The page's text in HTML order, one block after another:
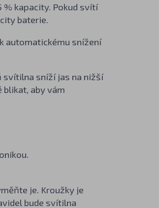
% kapacity. Pokud svítí
baterie.
automatickému snížení
svítilna sníží jas na nižší
aby vám
je. Kroužky je
bude svítilna